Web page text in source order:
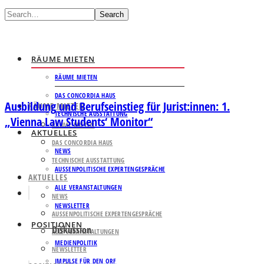
Search
RÄUME MIETEN
RÄUME MIETEN
DAS CONCORDIA HAUS
TECHNISCHE AUSSTATTUNG
AKTUELLES
NEWS
AUSSENPOLITISCHE EXPERTENGESPRÄCHE
ALLE VERANSTALTUNGEN
NEWSLETTER
POSITIONEN
MEDIENPOLITIK
IMPULSE FÜR DEN ORF
RÄUME MIETEN
RÄUME MIETEN
DAS CONCORDIA HAUS
TECHNISCHE AUSSTATTUNG
AKTUELLES
NEWS
AUSSENPOLITISCHE EXPERTENGESPRÄCHE
ALLE VERANSTALTUNGEN
NEWSLETTER
Ausbildung und Berufseinstieg für Jurist:innen: 1.
„Vienna Law Students‘ Monitor“
Diskussion